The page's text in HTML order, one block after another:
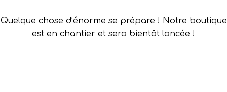
Quelque chose d’énorme se prépare ! Notre boutique
est en chantier et sera bientôt lancée !